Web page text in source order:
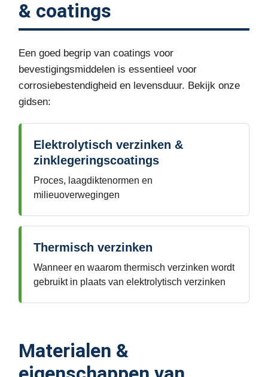
& coatings
Een goed begrip van coatings voor
bevestigingsmiddelen is essentieel voor
corrosiebestendigheid en levensduur. Bekijk onze
gidsen:
Elektrolytisch verzinken &
zinklegeringscoatings
Proces, laagdiktenormen en
milieuoverwegingen
Thermisch verzinken
Wanneer en waarom thermisch verzinken wordt
gebruikt in plaats van elektrolytisch verzinken
Materialen &